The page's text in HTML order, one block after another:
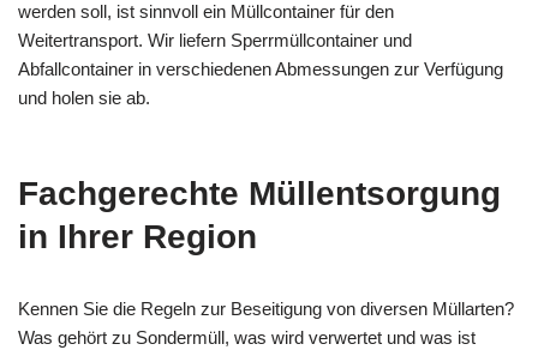
werden soll, ist sinnvoll ein Müllcontainer für den
Weitertransport. Wir liefern Sperrmüllcontainer und
Abfallcontainer in verschiedenen Abmessungen zur Verfügung
und holen sie ab.
Fachgerechte Müllentsorgung
in Ihrer Region
Kennen Sie die Regeln zur Beseitigung von diversen Müllarten?
Was gehört zu Sondermüll, was wird verwertet und was ist